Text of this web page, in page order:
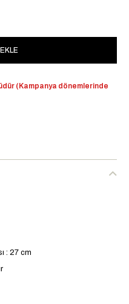
(Kampanya dönemlerinde
: 27 cm